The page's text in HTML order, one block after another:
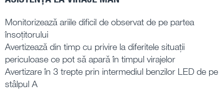
Monitorizează ariile dificil de observat de pe partea
însoțitorului
Avertizează din timp cu privire la diferitele situații
periculoase ce pot să apară în timpul virajelor
Avertizare în 3 trepte prin intermediul benzilor LED de pe
stâlpul A